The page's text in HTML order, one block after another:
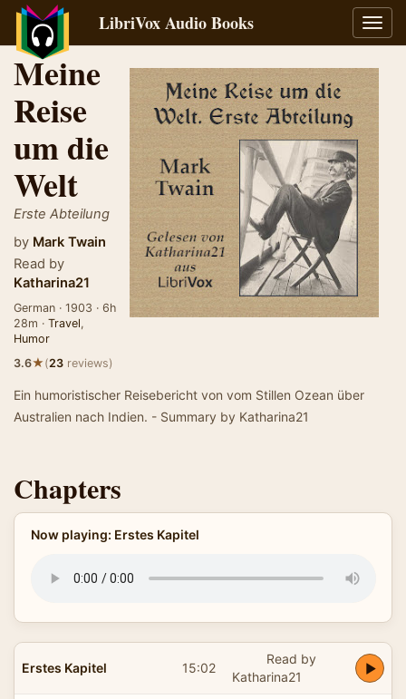
LibriVox Audio Books
Meine
Reise
um die
Welt
Erste Abteilung
by Mark Twain
Read by
Katharina21
German · 1903 · 6h
28m · Travel,
Humor
3.6★(23 reviews)
Ein humoristischer Reisebericht von vom Stillen Ozean über
Australien nach Indien. - Summary by Katharina21
Chapters
Now playing: Erstes Kapitel
Erstes Kapitel 15:02
Read by
Katharina21